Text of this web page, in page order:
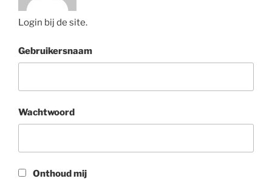
Login bij de site.
Gebruikersnaam
Wachtwoord
Onthoud mij